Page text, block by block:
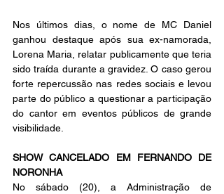
Nos últimos dias, o nome de MC Daniel
ganhou destaque após sua ex-namorada,
Lorena Maria, relatar publicamente que teria
sido traída durante a gravidez. O caso gerou
forte repercussão nas redes sociais e levou
parte do público a questionar a participação
do cantor em eventos públicos de grande
visibilidade.
SHOW CANCELADO EM FERNANDO DE
NORONHA
No sábado (20), a Administração de